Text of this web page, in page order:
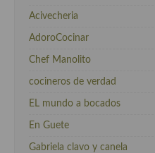
Acivecheria
AdoroCocinar
Chef Manolito
cocineros de verdad
EL mundo a bocados
En Guete
Gabriela clavo y canela